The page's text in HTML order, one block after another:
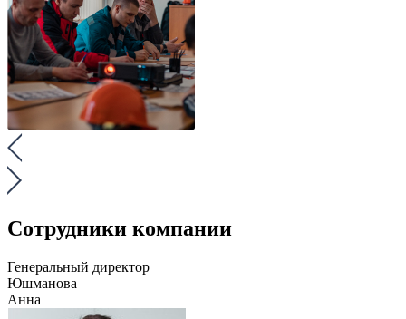
Сотрудники компании
Генеральный директор
Юшманова
Анна